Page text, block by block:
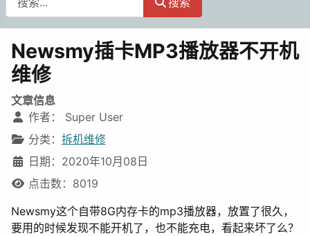
Newsmy插卡MP3播放器不开机
维修
文章信息
作者： Super User
分类： 拆机维修
日期：2020年10月08日
点击数：8019
Newsmy这个自带8G内存卡的mp3播放器，放置了很久，
要用的时候发现不能开机了，也不能充电，看起来坏了么？